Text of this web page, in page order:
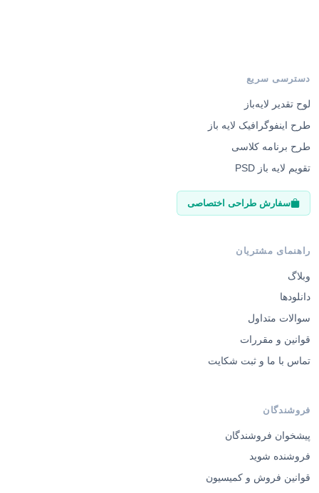
دسترسی سریع
لوح تقدیر لایه‌باز
طرح اینفوگرافیک لایه باز
طرح برنامه کلاسی
تقویم لایه باز PSD
سفارش طراحی اختصاصی
راهنمای مشتریان
وبلاگ
دانلودها
سوالات متداول
قوانین و مقررات
تماس با ما و ثبت شکایت
فروشندگان
پیشخوان فروشندگان
فروشنده شوید
قوانین فروش و کمیسیون